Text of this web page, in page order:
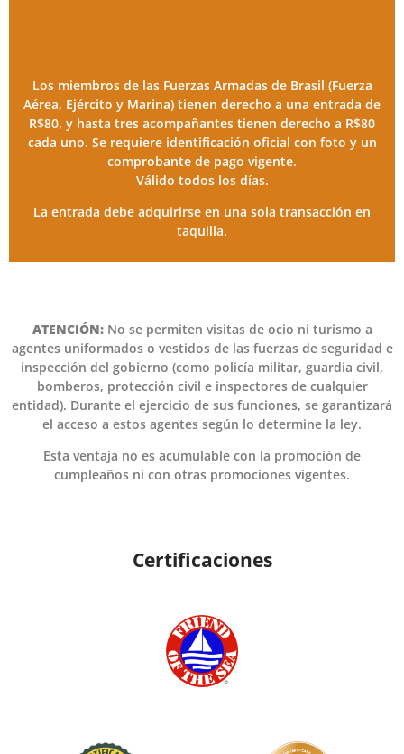
Los miembros de las Fuerzas Armadas de Brasil (Fuerza
Aérea, Ejército y Marina) tienen derecho a una entrada de
R$80, y hasta tres acompañantes tienen derecho a R$80
cada uno. Se requiere identificación oficial con foto y un
comprobante de pago vigente.
Válido todos los días.
La entrada debe adquirirse en una sola transacción en
taquilla.
ATENCIÓN:No se permiten visitas de ocio ni turismo a
agentes uniformados o vestidos de las fuerzas de seguridad e
inspección del gobierno (como policía militar, guardia civil,
bomberos, protección civil e inspectores de cualquier
entidad). Durante el ejercicio de sus funciones, se garantizará
el acceso a estos agentes según lo determine la ley.
Esta ventaja no es acumulable con la promoción de
cumpleaños ni con otras promociones vigentes.
Certificaciones